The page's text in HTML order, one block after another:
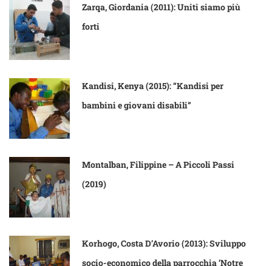
Zarqa, Giordania (2011): Uniti siamo più
forti
Kandisi, Kenya (2015): “Kandisi per
bambini e giovani disabili”
Montalban, Filippine – A Piccoli Passi
(2019)
Korhogo, Costa D’Avorio (2013): Sviluppo
socio-economico della parrocchia ‘Notre